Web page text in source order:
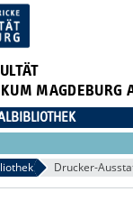
MAGDEBURG
Drucker-